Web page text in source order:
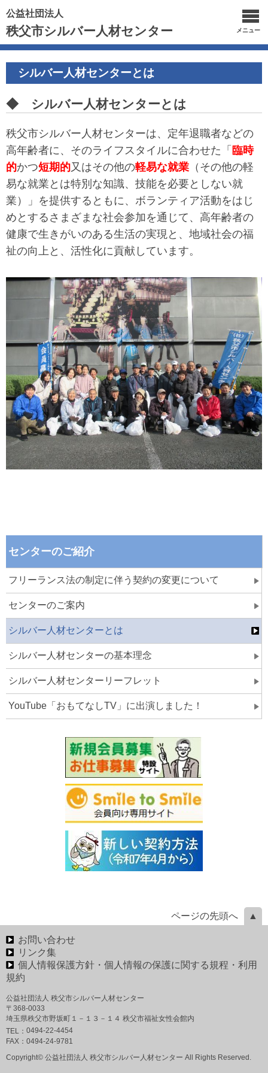
公益社団法人
秩父市シルバー人材センター メニュー
シルバー人材センターとは
◆ シルバー人材センターとは
秩父市シルバー人材センターは、定年退職者などの
高年齢者に、そのライフスタイルに合わせた「 臨時
的かつ短期的又はその他の軽易な就業 （その他の軽
易な就業とは特別な知識、技能を必要としない就
業）」を提供するともに、ボランティア活動をはじ
めとするさまざまな社会参加を通じて、高年齢者の
健康で生きがいのある生活の実現と、地域社会の福
祉の向上と、活性化に貢献しています。
センターのご紹介
フリーランス法の制定に伴う契約の変更について
センターのご案内
シルバー人材センターとは
シルバー人材センターの基本理念
シルバー人材センターリーフレット
YouTube「おもてなしTV」に出演しました！
ページの先頭へ
お問い合わせ
リンク集
個人情報保護方針・個人情報の保護に関する規程・利用
規約
公益社団法人 秩父市シルバー人材センター
〒368-0033
埼玉県秩父市野坂町１－１３－１４ 秩父市福祉女性会館内
TEL： 0494-22-4454
FAX： 0494-24-9781
Copyright© 公益社団法人 秩父市シルバー人材センター All Rights Reserved.